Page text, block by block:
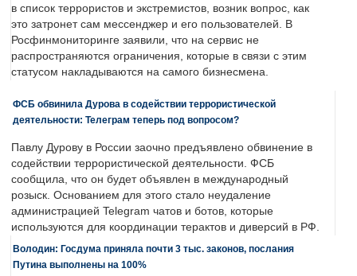
в список террористов и экстремистов, возник вопрос, как
это затронет сам мессенджер и его пользователей. В
Росфинмониторинге заявили, что на сервис не
распространяются ограничения, которые в связи с этим
статусом накладываются на самого бизнесмена.
ФСБ обвинила Дурова в содействии террористической
деятельности: Телеграм теперь под вопросом?
Павлу Дурову в России заочно предъявлено обвинение в
содействии террористической деятельности. ФСБ
сообщила, что он будет объявлен в международный
розыск. Основанием для этого стало неудаление
администрацией Telegram чатов и ботов, которые
используются для координации терактов и диверсий в РФ.
Володин: Госдума приняла почти 3 тыс. законов, послания
Путина выполнены на 100%